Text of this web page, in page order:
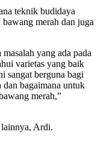
teknik budidaya
merah dan juga
yang ada pada
varietas yang baik
sangat berguna bagi
bagaimana untuk
merah,”
lainnya, Ardi.